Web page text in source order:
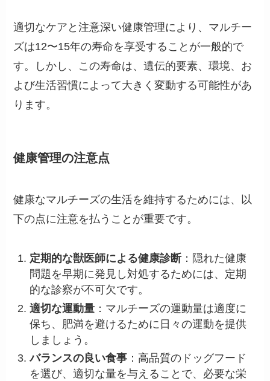
適切なケアと注意深い健康管理により、マルチー
ズは12〜15年の寿命を享受することが一般的で
す。しかし、この寿命は、遺伝的要素、環境、お
よび生活習慣によって大きく変動する可能性があ
ります。
健康管理の注意点
健康なマルチーズの生活を維持するためには、以
下の点に注意を払うことが重要です。
定期的な獣医師による健康診断：隠れた健康
問題を早期に発見し対処するためには、定期
的な診察が不可欠です。
適切な運動量 ：マルチーズの運動量は適度に
保ち、肥満を避けるために日々の運動を提供
しましょう。
バランスの良い食事 ：高品質のドッグフード
を選び、適切な量を与えることで、必要な栄